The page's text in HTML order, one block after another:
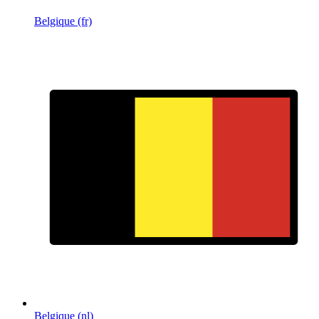
Belgique (fr)
Belgique (nl)